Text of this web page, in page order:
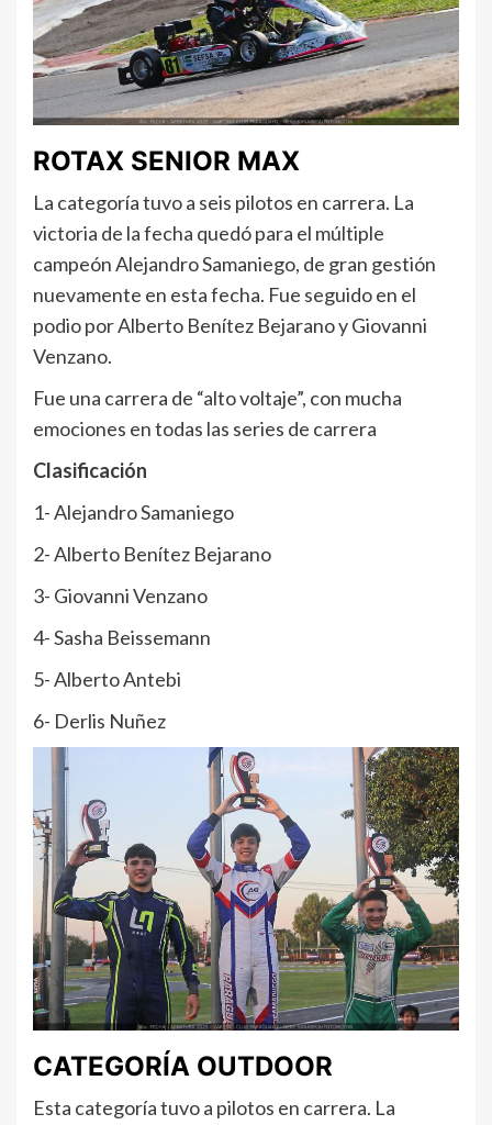
ROTAX SENIOR MAX
La categoría tuvo a seis pilotos en carrera. La
victoria de la fecha quedó para el múltiple
campeón Alejandro Samaniego, de gran gestión
nuevamente en esta fecha. Fue seguido en el
podio por Alberto Benítez Bejarano y Giovanni
Venzano.
Fue una carrera de “alto voltaje”, con mucha
emociones en todas las series de carrera
Clasificación
1- Alejandro Samaniego
2- Alberto Benítez Bejarano
3- Giovanni Venzano
4- Sasha Beissemann
5- Alberto Antebi
6- Derlis Nuñez
CATEGORÍA OUTDOOR
Esta categoría tuvo a pilotos en carrera. La